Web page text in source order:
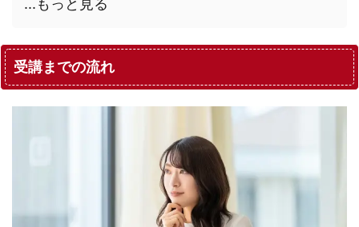
...もっと見る
受講までの流れ